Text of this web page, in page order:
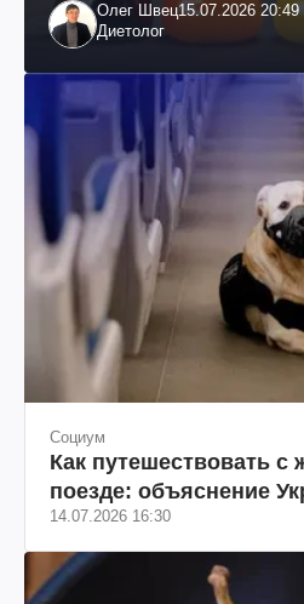
Олег Швец15.07.2026 20:49
Диетолог
Социум
Как путешествовать
поезде: объяснение
14.07.2026 16:30